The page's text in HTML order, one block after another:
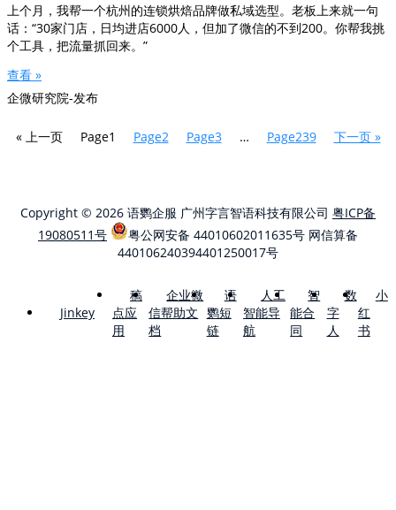
上个月，我帮一个杭州的连锁烘焙品牌做私域选型。老板上来就一句
话：“30家门店，日均进店6000人，但加了微信的不到200。你帮我挑
个工具，把流量抓回来。”
查看 »
企微研究院-发布
« 上一页 Page1 Page2 Page3 … Page239 下一页 »
Copyright © 2026 语鹦企服 广州字言智语科技有限公司 粤ICP备
19080511号
粤公网安备 44010602011635号 网信算备
440106240394401250017号
Jinkey
稿
点应
用
企业微
信帮助文
档
语
鹦短
链
人工
智能导
航
智
能合
同
数
字
人
小
红
书